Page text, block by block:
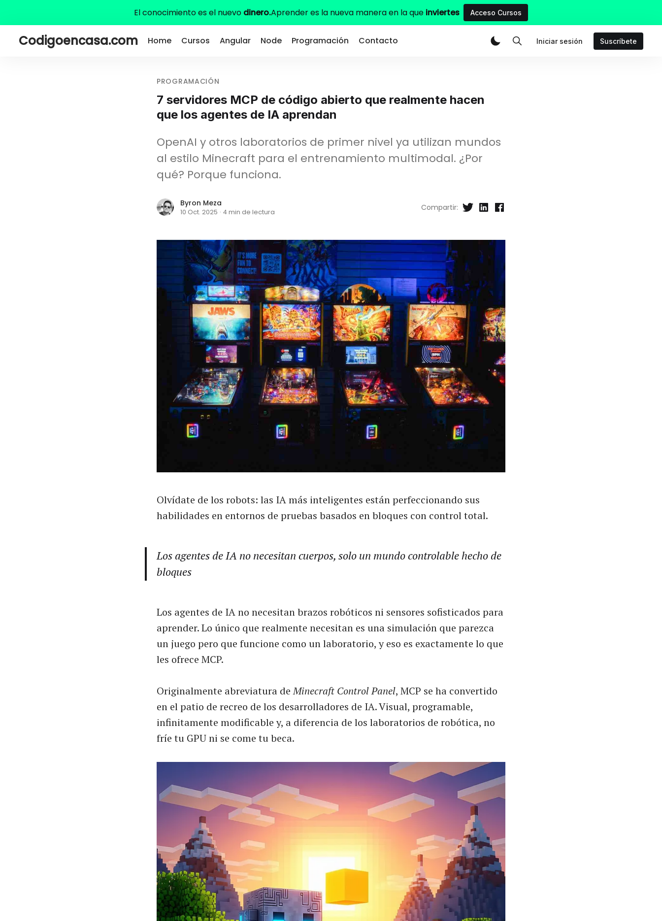
El conocimiento es el nuevo dinero.Aprender es la nueva manera en la que inviertes Acceso Cursos
Codigoencasa.com Home Cursos Angular Node Programación Contacto Iniciar sesión Suscríbete
PROGRAMACIÓN
7 servidores MCP de código abierto que realmente hacen
que los agentes de IA aprendan
OpenAI y otros laboratorios de primer nivel ya utilizan mundos
al estilo Minecraft para el entrenamiento multimodal. ¿Por
qué? Porque funciona.
Byron Meza
10 Oct. 2025 · 4 min de lectura Compartir:
Olvídate de los robots: las IA más inteligentes están perfeccionando sus
habilidades en entornos de pruebas basados en bloques con control total.
Los agentes de IA no necesitan cuerpos, solo un mundo controlable hecho de
bloques
Los agentes de IA no necesitan brazos robóticos ni sensores sofisticados para
aprender. Lo único que realmente necesitan es una simulación que parezca
un juego pero que funcione como un laboratorio, y eso es exactamente lo que
les ofrece MCP.
Originalmente abreviatura deMinecraft Control Panel, MCP se ha convertido
en el patio de recreo de los desarrolladores de IA. Visual, programable,
infinitamente modificable y, a diferencia de los laboratorios de robótica, no
fríe tu GPU ni se come tu beca.